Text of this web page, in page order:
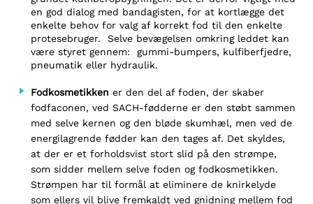
en god dialog med bandagisten, for at kortlægge det
enkelte behov for valg af korrekt fod til den enkelte
protesebruger. Selve bevægelsen omkring leddet kan
være styret gennem: gummi-bumpers, kulfiberfjedre,
pneumatik eller hydraulik.
Fodkosmetikken er den del af foden, der skaber
fodfaconen, ved SACH-fødderne er den støbt sammen
med selve kernen og den bløde skumhæl, men ved de
energilagrende fødder kan den tages af. Det skyldes,
at der er et forholdsvist stort slid på den strømpe,
som sidder mellem selve foden og fodkosmetikken.
Strømpen har til formål at eliminere de knirkelyde
som ellers vil blive fremkaldt ved gnidning mellem fod